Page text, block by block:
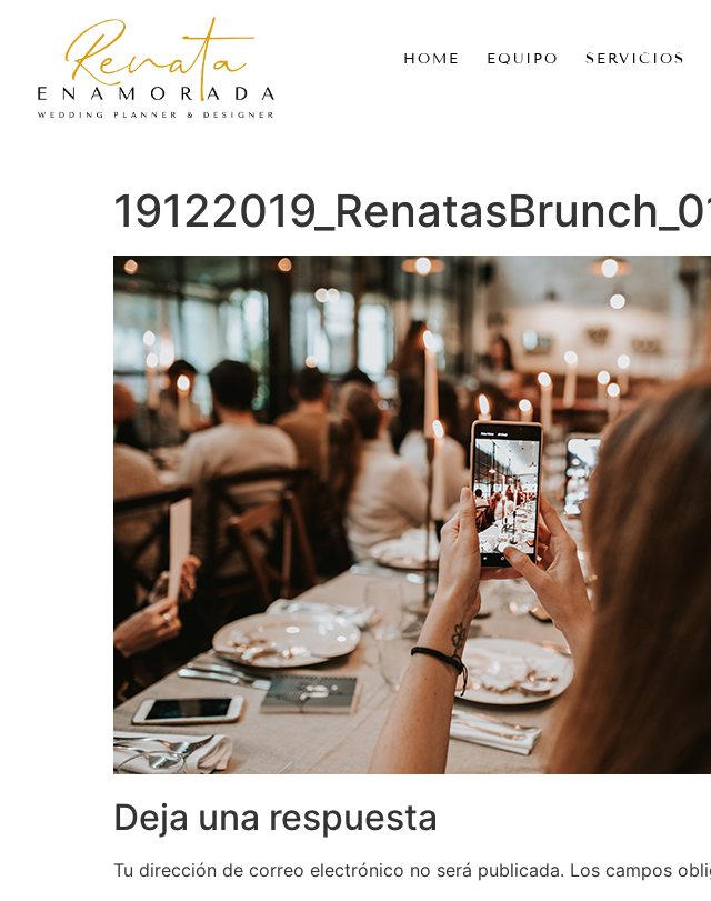
HOME EQUIPO SERVICIOS
Deja una respuesta
Tu dirección de correo electrónico no será publicada. Los campos